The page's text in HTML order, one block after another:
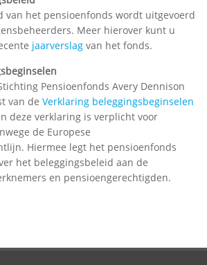
van het pensioenfonds wordt uitgevoerd
Meer hierover kunt u
jaarverslag van het fonds.
Pensioenfonds Avery Dennison
van de Verklaring beleggingsbeginselen
deze verklaring is verplicht voor
de Europese
Hiermee legt het pensioenfonds
het beleggingsbeleid aan de
en pensioengerechtigden.